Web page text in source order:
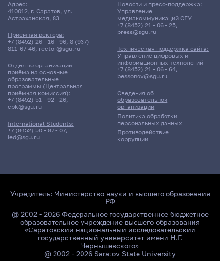
Расписание сессии еще не заполнено!
Адрес:
410012, г. Саратов, ул.
Астраханская, 83
Приёмная ректора:
+7 (8452) 26 - 16 - 96, 8 (937)
811-67-46, rector@sgu.ru
Отдел по организации
приёма на основные
образовательные
программы (Центральная
приёмная комиссия):
+7 (8452) 51 - 92 - 26,
cpk@sgu.ru
International Students:
+7 (8452) 50 - 87 - 07,
ied@sgu.ru
Сведения об
образовательной
организации
Политика обработки
персональных данных
Противодействие
коррупции
Новости и пресс-поддержка:
Управление
медиакоммуникаций СГУ
+7 (8452) 21 - 06 - 25,
press@sgu.ru
Техническая поддержка сайта:
Управление цифровых и
информационных технологий
+7 (8452) 21 - 06 - 64,
bessonov@sgu.ru
Учредитель: Министерство науки и высшего образования
РФ
@ 2002 - 2026 Федеральное государственное бюджетное
образовательное учреждение высшего образования
«Саратовский национальный исследовательский
государственный университет имени Н.Г.
Чернышевского»
@ 2002 - 2026 Saratov State University